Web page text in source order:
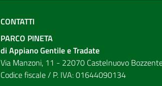
CONTATTI
PARCO PINETA
di Appiano Gentile e Tradate
Via Manzoni, 11 - 22070 Castelnuovo
Codice fiscale / P. IVA: 01644090134